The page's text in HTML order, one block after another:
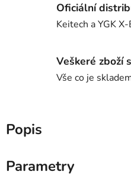
Oficiální
Keitech a YGK
Veškeré zboží
Vše co je
Popis
Parametry